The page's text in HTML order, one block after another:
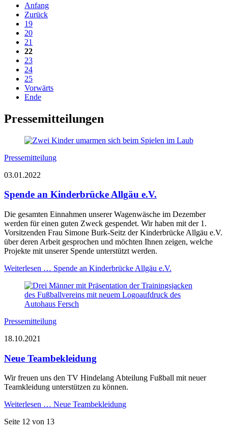
Anfang
Zurück
19
20
21
22
23
24
25
Vorwärts
Ende
Pressemitteilungen
Pressemitteilung
03.01.2022
Spende an Kinderbrücke Allgäu e.V.
Die gesamten Einnahmen unserer Wagenwäsche im Dezember
werden für einen guten Zweck gespendet. Wir haben mit der 1.
Vorsitzenden Frau Simone Burk-Seitz der Kinderbrücke Allgäu e.V.
über deren Arbeit gesprochen und möchten Ihnen zeigen, welche
Projekte mit unserer Spende unterstützt werden.
Weiterlesen … Spende an Kinderbrücke Allgäu e.V.
Pressemitteilung
18.10.2021
Neue Teambekleidung
Wir freuen uns den TV Hindelang Abteilung Fußball mit neuer
Teamkleidung unterstützen zu können.
Weiterlesen … Neue Teambekleidung
Seite 12 von 13